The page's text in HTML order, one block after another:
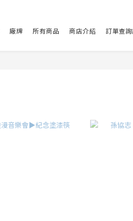
廠牌 所有商品 商店介紹 訂單查